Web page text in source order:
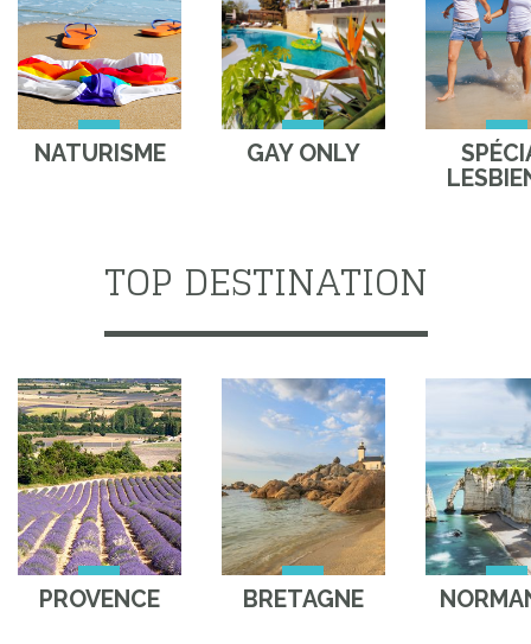
NATURISME GAY ONLY
TOP DESTINATION
PROVENCE BRETAGNE